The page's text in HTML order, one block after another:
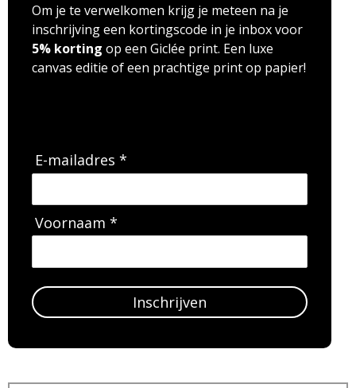
Om je te verwelkomen krijg je meteen na je
inschrijving een kortingscode in je inbox voor
5% korting op een Giclée print. Een luxe
canvas editie of een prachtige print op papier!
E-mailadres *
Voornaam *
Inschrijven